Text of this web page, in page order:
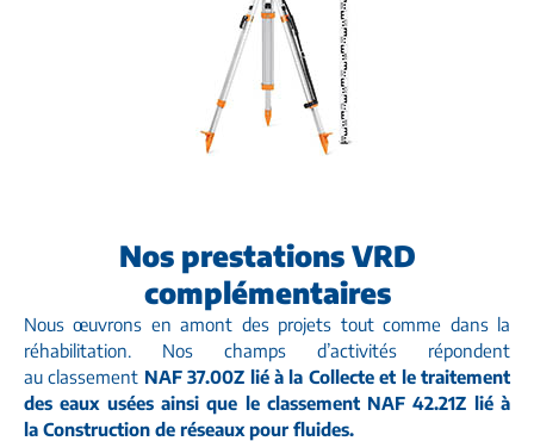
Nos prestations VRD
complémentaires
Nous œuvrons en amont des projets tout comme dans la
réhabilitation. Nos champs d’activités répondent
au classement NAF 37.00Z lié à la Collecte et le traitement
des eaux usées ainsi que le classement NAF 42.21Z lié à
la Construction de réseaux pour fluides.